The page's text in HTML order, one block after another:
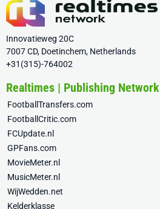
Innovatieweg 20C
7007 CD, Doetinchem, Netherlands
+31(315)-764002
Realtimes | Publishing Network
FootballTransfers.com
FootballCritic.com
FCUpdate.nl
GPFans.com
MovieMeter.nl
MusicMeter.nl
WijWedden.net
Kelderklasse